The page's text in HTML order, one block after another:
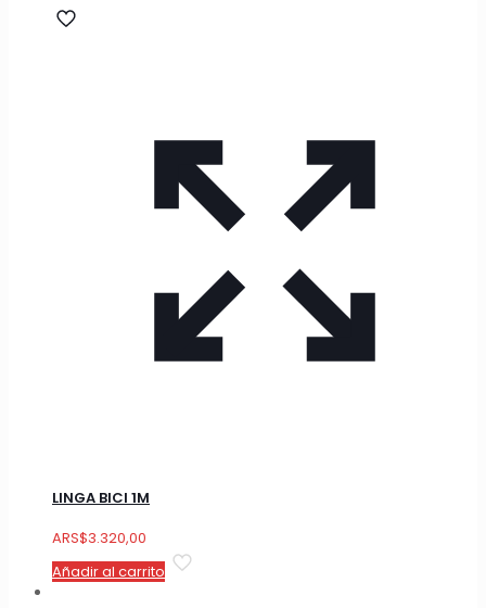
LINGA BICI 1M
ARS$3.320,00
Añadir al carrito